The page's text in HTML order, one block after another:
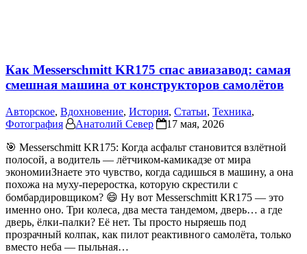
Как Messerschmitt KR175 спас авиазавод: самая
смешная машина от конструкторов самолётов
Авторское, Вдохновение, История, Статьи, Техника,
Фотография
Анатолий Север
17 мая, 2026
🎯 Messerschmitt KR175: Когда асфальт становится взлётной
полосой, а водитель — лётчиком-камикадзе от мира
экономииЗнаете это чувство, когда садишься в машину, а она
похожа на муху-переростка, которую скрестили с
бомбардировщиком? 😄 Ну вот Messerschmitt KR175 — это
именно оно. Три колеса, два места тандемом, дверь… а где
дверь, ёлки-палки? Её нет. Ты просто ныряешь под
прозрачный колпак, как пилот реактивного самолёта, только
вместо неба — пыльная…